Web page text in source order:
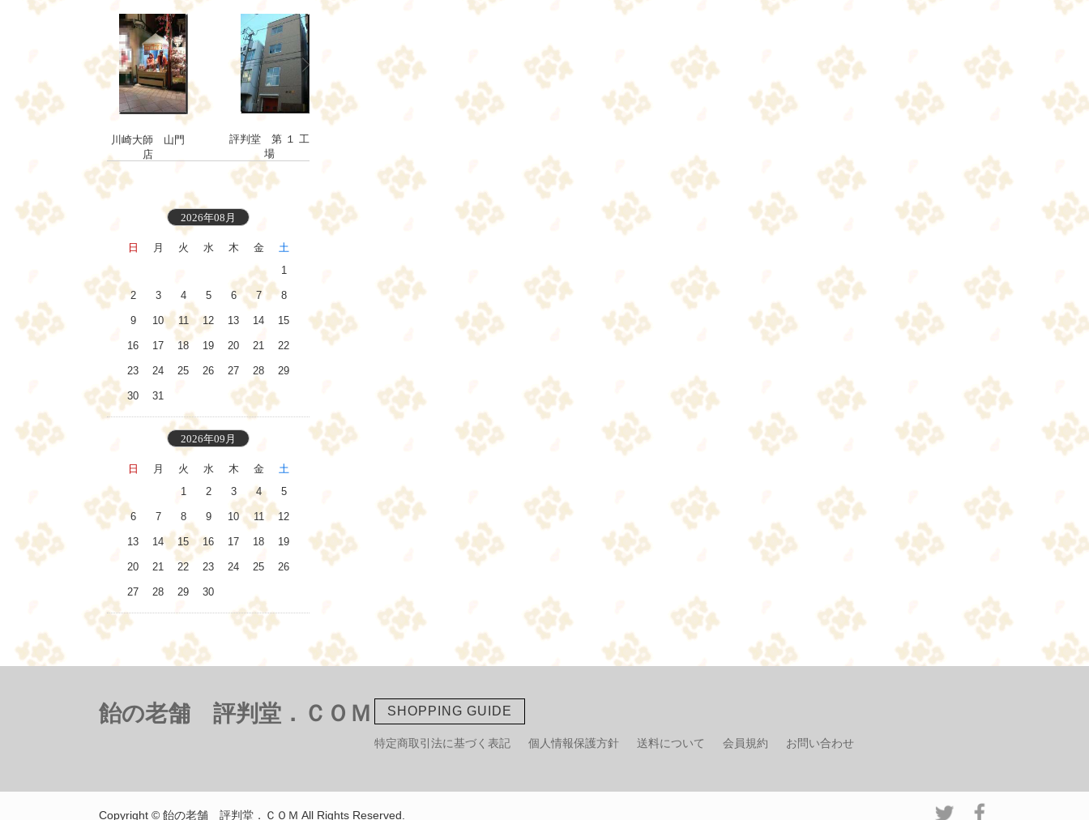
川崎大師 山門
店
評判堂 第 １ 工
場
2026年08月
日 月 火 水 木 金
土
1
2 3 4 5 6 7 8
9 10 11 12 13 14 15
16 17 18 19 20 21 22
23 24 25 26 27 28 29
30 31
2026年09月
日 月 火 水 木 金
土
1
2 3 4 5
6 7 8 9 10 11 12
13 14 15 16 17 18 19
20 21 22 23 24 25 26
27 28 29 30
SHOPPING GUIDE
特定商取引法に基づく表記 個人情報保護方針 送料について 会員規約 お問い合わせ
飴の老舗 評判堂．ＣＯＭ
Copyright © 飴の老舗 評判堂．ＣＯＭ All Rights Reserved.